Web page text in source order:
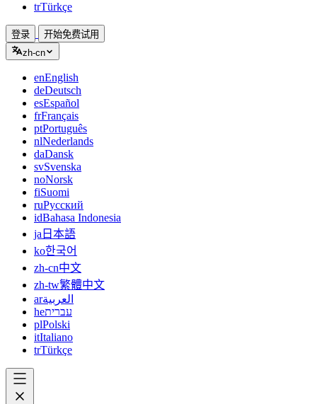
trTürkçe
登录
开始免费试用
zh-cn
enEnglish
deDeutsch
esEspañol
frFrançais
ptPortuguês
nlNederlands
daDansk
svSvenska
noNorsk
fiSuomi
ruРусский
idBahasa Indonesia
ja 日本語
ko한국어
zh-cn中文
zh-tw繁體中文
arالعربية
heעברית
plPolski
itItaliano
trTürkçe